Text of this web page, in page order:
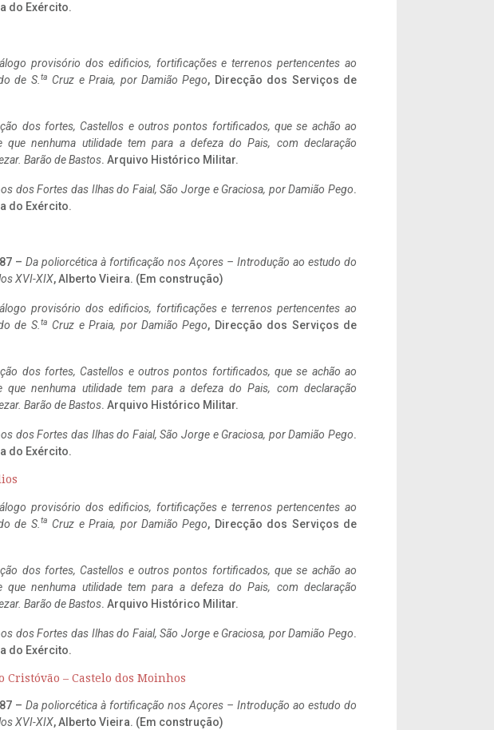
do Exército.
provisório dos edificios, fortificações e terrenos pertencentes ao
de S. ta Cruz e Praia, por Damião Pego, Direcção dos Serviços de
dos fortes, Castellos e outros pontos fortificados, que se achão ao
que nenhuma utilidade tem para a defeza do Pais, com declaração
Barão de Bastos. Arquivo Histórico Militar.
dos Fortes das Ilhas do Faial, São Jorge e Graciosa, por Damião Pego.
do Exército.
– Da poliorcética à fortificação nos Açores – Introdução ao estudo do
XVI-XIX, Alberto Vieira. (Em construção)
provisório dos edificios, fortificações e terrenos pertencentes ao
de S. ta Cruz e Praia, por Damião Pego, Direcção dos Serviços de
dos fortes, Castellos e outros pontos fortificados, que se achão ao
que nenhuma utilidade tem para a defeza do Pais, com declaração
Barão de Bastos. Arquivo Histórico Militar.
dos Fortes das Ilhas do Faial, São Jorge e Graciosa, por Damião Pego.
do Exército.
provisório dos edificios, fortificações e terrenos pertencentes ao
de S. ta Cruz e Praia, por Damião Pego, Direcção dos Serviços de
dos fortes, Castellos e outros pontos fortificados, que se achão ao
que nenhuma utilidade tem para a defeza do Pais, com declaração
Barão de Bastos. Arquivo Histórico Militar.
dos Fortes das Ilhas do Faial, São Jorge e Graciosa, por Damião Pego.
do Exército.
Cristóvão – Castelo dos Moinhos
– Da poliorcética à fortificação nos Açores – Introdução ao estudo do
XVI-XIX, Alberto Vieira. (Em construção)